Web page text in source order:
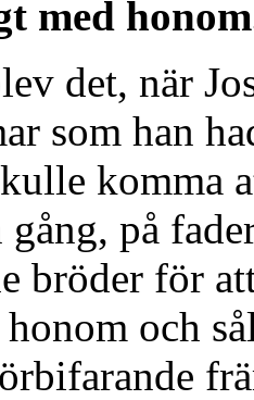
med
det, när
som han
komma
gång, på
bröder för
honom och